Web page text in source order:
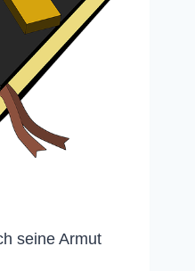
seine Armut